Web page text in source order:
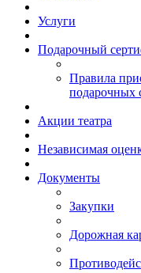
Услуги
Подарочный
Правила
подарочных
Акции театра
Независимая
Документы
Закупки
Дорожная